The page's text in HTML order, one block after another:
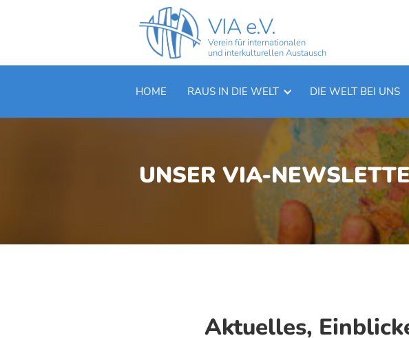
VIA e.V.
Verein für internationalen
und interkulturellen Austausch
HOME RAUS IN DIE WELT DIE WELT BEI UNS
UNSER VIA-
Aktuelles,